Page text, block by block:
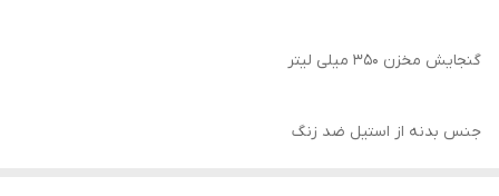
گنجایش مخزن 350 میلی لیتر
جنس بدنه از استیل ضد زنگ